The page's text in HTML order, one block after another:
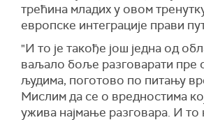
трећина младих у овом
европске интеграције прави
"И то је такође још једна од
ваљало боље разговарати пре
људима, поготово по питању
Мислим да се о вредностима
ужива најмање разговара. И то